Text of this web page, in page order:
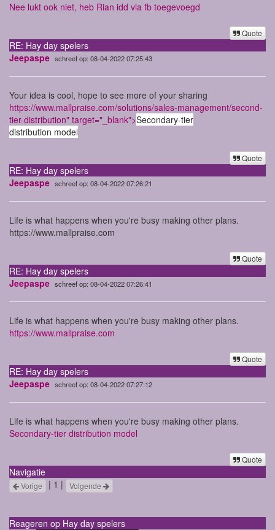
Nee lukt ook niet, heb Rian idd via fb toegevoegd
Quote
RE: Hay day spelers
Jeepaspe schreef op: 08-04-2022 07:25:43
Your idea is cool, hope to see more of your sharing
https://www.mallpraise.com/solutions/sales-management/second-
tier-distribution" target="_blank">Secondary-tier
distribution model
Quote
RE: Hay day spelers
Jeepaspe schreef op: 08-04-2022 07:26:21
Life is what happens when you're busy making other plans.
https://www.mallpraise.com
Quote
RE: Hay day spelers
Jeepaspe schreef op: 08-04-2022 07:26:41
Life is what happens when you're busy making other plans.
https://www.mallpraise.com
Quote
RE: Hay day spelers
Jeepaspe schreef op: 08-04-2022 07:27:12
Life is what happens when you're busy making other plans.
Secondary-tier distribution model
Quote
Navigatie
Vorige | 1 | Volgende
Reageren op Hay day spelers